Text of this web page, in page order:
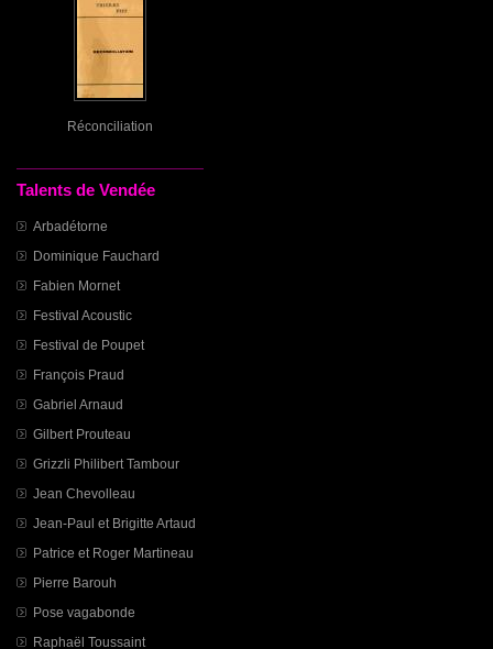
Réconciliation
Talents de Vendée
Arbadétorne
Dominique Fauchard
Fabien Mornet
Festival Acoustic
Festival de Poupet
François Praud
Gabriel Arnaud
Gilbert Prouteau
Grizzli Philibert Tambour
Jean Chevolleau
Jean-Paul et Brigitte Artaud
Patrice et Roger Martineau
Pierre Barouh
Pose vagabonde
Raphaël Toussaint